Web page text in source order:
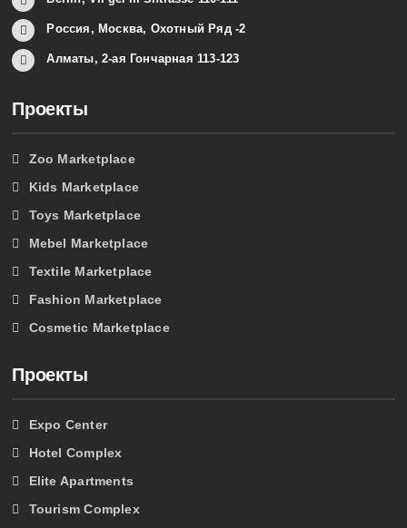
Россия, Москва, Охотный Ряд -2
Алматы, 2-ая Гончарная 113-123
Проекты
Zoo Marketplace
Kids Marketplace
Toys Marketplace
Mebel Marketplace
Textile Marketplace
Fashion Marketplace
Cosmetic Marketplace
Проекты
Expo Center
Hotel Complex
Elite Apartments
Tourism Complex